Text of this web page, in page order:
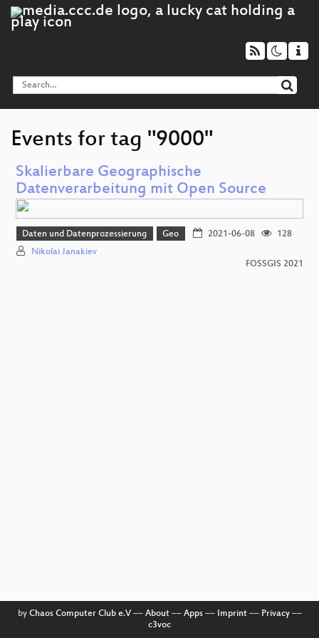
Events for tag "9000"
Skalierbare Geographische
Datenverarbeitung mit Open Source
Daten und Datenprozessierung Geo 2021-06-08
128
Nikolai Janakiev
FOSSGIS 2021
by Chaos Computer Club e.V–– About–– Apps–– Imprint–– Privacy––
c3voc